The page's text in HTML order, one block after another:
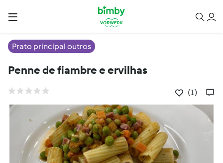
Prato principal outros
Penne de fiambre e ervilhas
(1)